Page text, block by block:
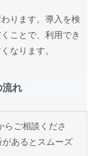
ります。導入を検
ことで、利用でき
なります。
流れ
らご相談くださ
あるとスムーズ